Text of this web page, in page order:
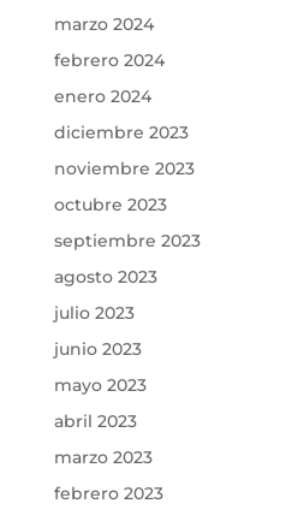
marzo 2024
febrero 2024
enero 2024
diciembre 2023
noviembre 2023
octubre 2023
septiembre 2023
agosto 2023
julio 2023
junio 2023
mayo 2023
abril 2023
marzo 2023
febrero 2023